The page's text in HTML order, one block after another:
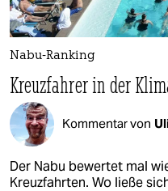
Nabu-Ranking
Kreuzfahrer in der
Kommentar von
Der Nabu bewertet mal
Kreuzfahrten. Wo ließe